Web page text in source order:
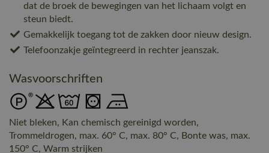
dat de broek de bewegingen van het lichaam volgt en
steun biedt.
Gemakkelijk toegang tot de zakken door nieuw design.
Telefoonzakje geïntegreerd in rechter jeanszak.
Wasvoorschriften
Niet bleken, Kan chemisch gereinigd worden,
Trommeldrogen, max. 60° C, max. 80° C, Bonte was, max.
150° C, Warm strijken